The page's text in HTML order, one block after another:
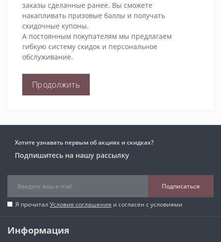
заказы сделанные ранее. Вы сможете
накапливать призовые баллы и получать
скидочные купоны.
А постоянным покупателям мы предлагаем
гибкую систему скидок и персональное
обслуживание.
Продолжить
Хотите узнавать первым об акциях и скидках?
Подпишитесь на нашу рассылку
Подписаться
Я прочитал Условия соглашения и согласен с условиями
Информация